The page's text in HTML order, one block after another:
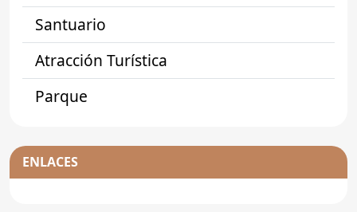
Santuario
Atracción Turística
Parque
ENLACES